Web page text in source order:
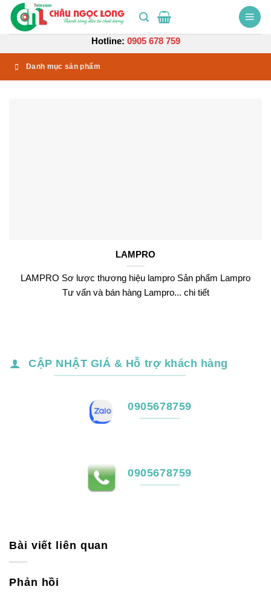
Bỏ
qua
Hotline: 0905 678 759
Danh mục sản phẩm
LAMPRO
LAMPRO Sơ lược thương hiệu lampro Sản phẩm Lampro
Tư vấn và bán hàng Lampro... chi tiết
CẬP NHẬT GIÁ & Hỗ trợ khách hàng
0905678759
0905678759
Bài viết liên quan
Phản hồi